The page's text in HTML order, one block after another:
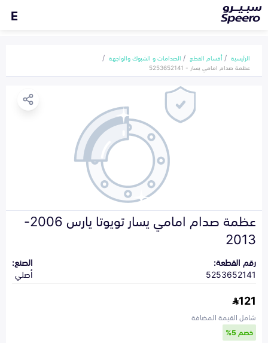
E
الرئيسية أقسام القطع
الصدامات و الشبوك والواجهة
عظمة صدام امامي يسار - 5253652141
عظمة صدام امامي يسار تويوتا يارس 2006-
2013
رقم القطعة:
5253652141
الصنع:
أصلي
121
شامل القيمة المضافة
خصم 5%